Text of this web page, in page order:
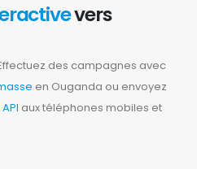
vers
des campagnes avec
en Ouganda ou envoyez
aux téléphones mobiles et